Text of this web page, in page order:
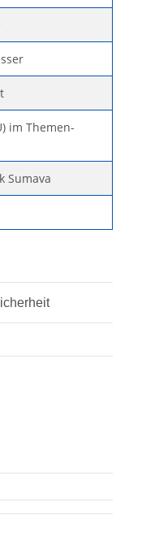
im Themen-
Sumava